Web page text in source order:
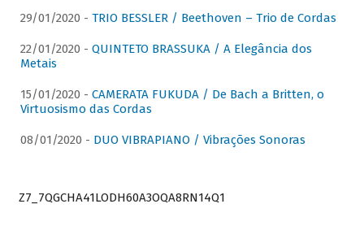
29/01/2020 - TRIO BESSLER / Beethoven – Trio de Cordas
22/01/2020 - QUINTETO BRASSUKA / A Elegância dos
Metais
15/01/2020 - CAMERATA FUKUDA / De Bach a Britten, o
Virtuosismo das Cordas
08/01/2020 - DUO VIBRAPIANO / Vibrações Sonoras
Z7_7QGCHA41LODH60A3OQA8RN14Q1